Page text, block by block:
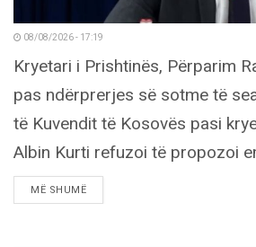
08/08/2026 - 17:19
Kryetari i Prishtinës, Përparim
pas ndërprerjes së sotme të
të Kuvendit të Kosovës pasi
Albin Kurti refuzoi të propozoi
MË SHUMËDETAILS